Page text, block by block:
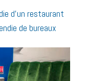
d’un restaurant
de bureaux